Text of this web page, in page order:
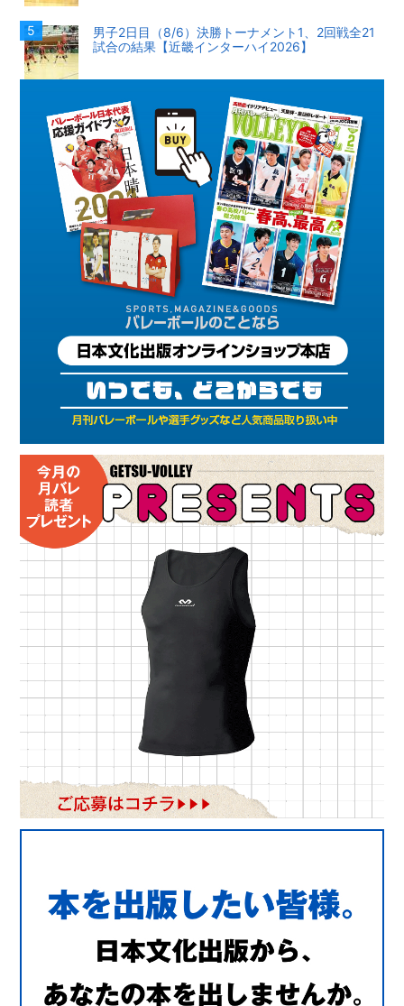
男子2日目（8/6）決勝トーナメント1、2回戦全21
試合の結果【近畿インターハイ2026】